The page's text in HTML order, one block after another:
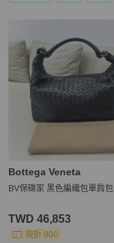
Bottega Veneta
BV保碟家 黑色編織包單肩包
TWD 46,853
現折 800